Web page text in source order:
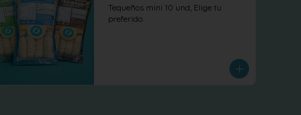
Tequeños mini 10 und, Elige tu
preferido.